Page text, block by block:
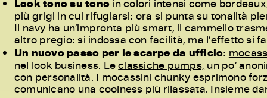
Look tono su tono
più grigi in cui rifugiarsi: ora si punta su tonalità
Il navy ha un’impronta più smart, il cammello
altro pregio: si indossa con facilità, ma l’effetto si
Un nuovo passo per le scarpe da ufficio:
nel look business. Leclassiche pumps, un po’
con personalità. I mocassini chunky esprimono
comunicano una coolness più rilassata. Insieme